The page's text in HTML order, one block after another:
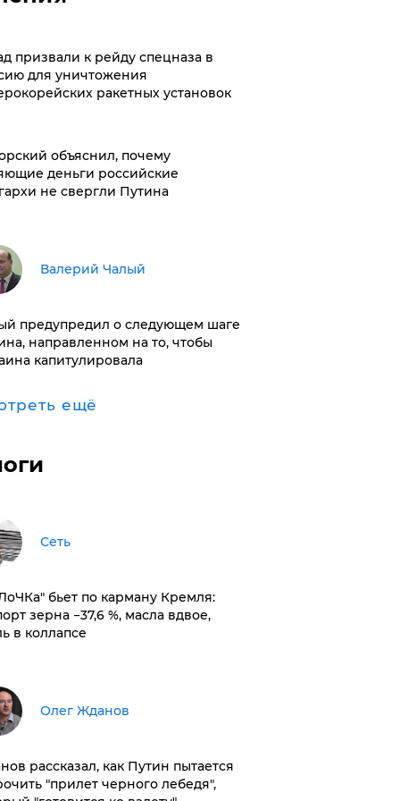
призвали к рейду спецназа в
для уничтожения
ракетных установок
объяснил, почему
деньги российские
не свергли Путина
Валерий Чалый
предупредил о следующем шаге
направленном на то, чтобы
капитулировала
ещё
Сеть
бьет по карману Кремля:
зерна −37,6 %, масла вдвое,
в коллапсе
Олег Жданов
рассказал, как Путин пытается
"прилет черного лебедя",